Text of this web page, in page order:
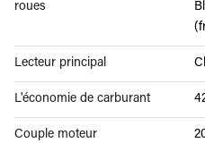
roues
Lecteur principal
L'économie de carburant
Couple moteur